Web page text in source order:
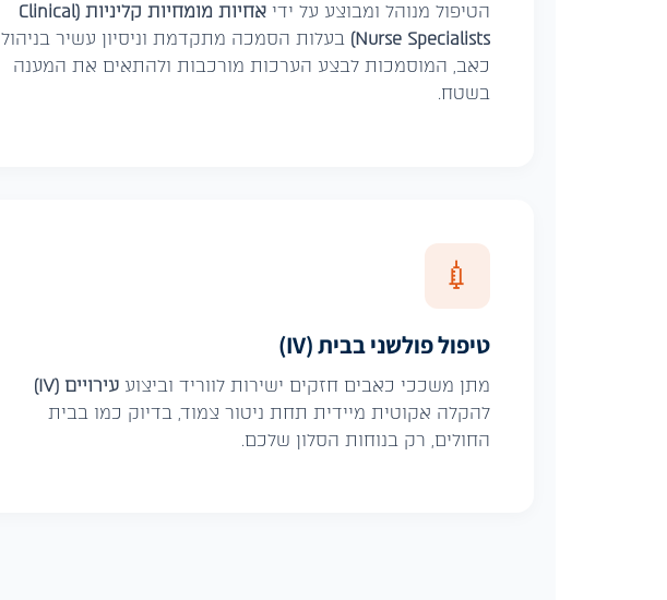
הטיפול מנוהל ומבוצע על ידי
אחיות מומחיות קליניות (Clinical
Nurse Specialists) בעלות הסמכה מתקדמת וניסיון עשיר בניהול
כאב, המוסמכות לבצע הערכות מורכבות ולהתאים את המענה
בשטח.
💉
טיפול פולשני בבית (IV)
מתן משככי כאבים חזקים ישירות לווריד וביצוע עירויים (IV)
להקלה אקוטית מיידית תחת ניטור צמוד, בדיוק כמו בבית
החולים, רק בנוחות הסלון שלכם.